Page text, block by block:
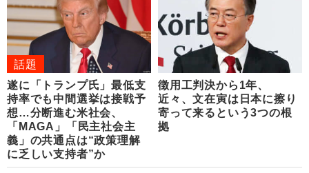
話題
遂に「トランプ氏」最低支
持率でも中間選挙は接戦予
想…分断進む米社会、
「MAGA」「民主社会主
義」の共通点は“政策理解
に乏しい支持者”か
徴用工判決から1年、
近々、文在寅は日本に擦り
寄って来るという3つの根
拠